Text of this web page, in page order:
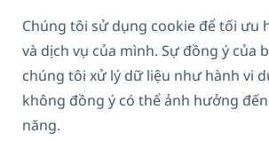
Chúng tôi sử dụng cookie để tối ưu
và dịch vụ của mình. Sự đồng ý của
chúng tôi xử lý dữ liệu như hành vi
không đồng ý có thể ảnh hưởng
năng.
GDPR & Chính sách
Tham gia đội ngũ của